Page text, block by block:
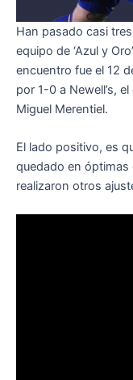
Han pasado casi
equipo de ‘Azul y
encuentro fue el 12
por 1-0 a Newell’s,
Miguel Merentiel.
El lado positivo, es
quedado en óptimas
realizaron otros